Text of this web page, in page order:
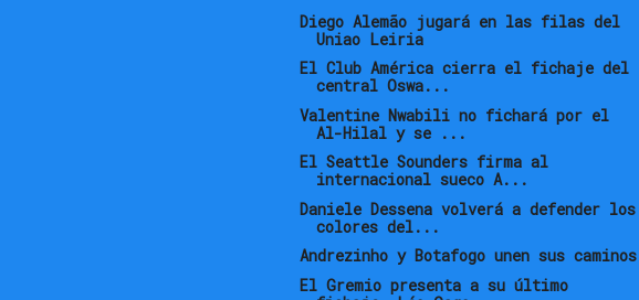
Diego Alemão jugará en las filas del
Uniao Leiria
El Club América cierra el fichaje del
central Oswa...
Valentine Nwabili no fichará por el
Al-Hilal y se ...
El Seattle Sounders firma al
internacional sueco A...
Daniele Dessena volverá a defender los
colores del...
Andrezinho y Botafogo unen sus caminos
El Gremio presenta a su último